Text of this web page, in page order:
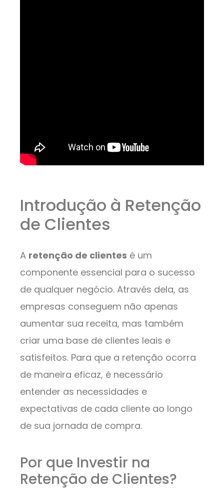
Introdução à Retenção
de Clientes
A retenção de clientes é um
componente essencial para o sucesso
de qualquer negócio. Através dela, as
empresas conseguem não apenas
aumentar sua receita, mas também
criar uma base de clientes leais e
satisfeitos. Para que a retenção ocorra
de maneira eficaz, é necessário
entender as necessidades e
expectativas de cada cliente ao longo
de sua jornada de compra.
Por que Investir na
Retenção de Clientes?